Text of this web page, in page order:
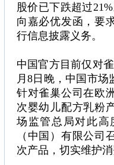
股价已下跌超过
向嘉必优发函，要
行信息披露义务。
中国官方目前仅对
月8日晚，中国市场
针对雀巢公司在欧
次婴幼儿配方乳粉
场监管总局对此高
（中国）有限公司
次产品，切实维护消